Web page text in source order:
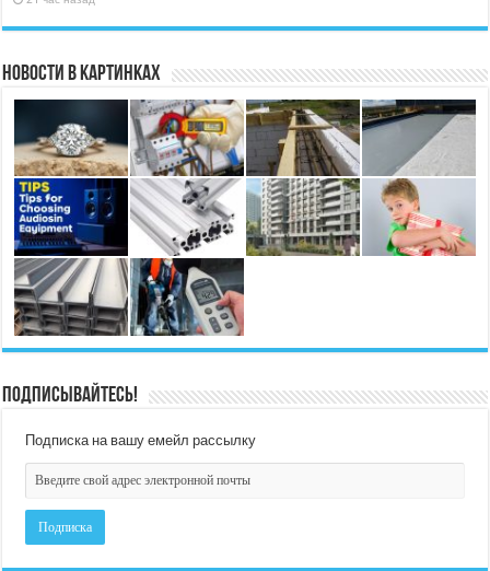
Новости в картинках
Подписывайтесь!
Подписка на вашу емейл рассылку